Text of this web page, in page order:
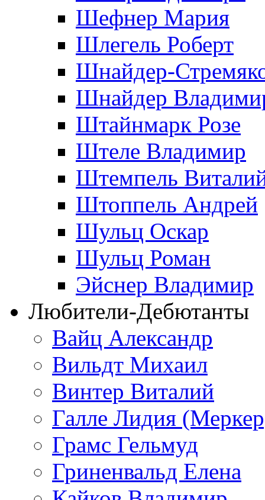
Шефнер Мария
Шлегель Роберт
Шнайдер-
Шнайдер
Штайнмарк Розe
Штеле Владимир
Штемпель
Штоппель Андрей
Шульц Оскар
Шульц Роман
Эйснер Владимир
Любители-Дебютанты
Вайц Александр
Вильдт Михаил
Винтер Виталий
Галле Лидия
Грамс Гельмуд
Гриненвальд Елена